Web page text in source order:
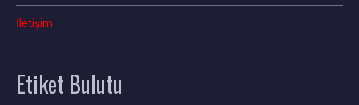
İletişim
Etiket Bulutu